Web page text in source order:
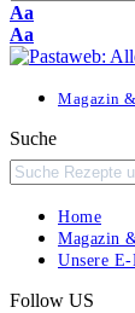
Font
Resizer
Aa
Font
Resizer
Aa
Magazin
Suche
Home
Magazin
Unsere
Follow US